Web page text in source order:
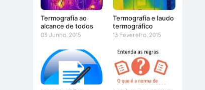
Termografia ao
alcance de todos
03 Junho, 2015
Termografia e laudo
termográfico
13 Fevereiro, 2015